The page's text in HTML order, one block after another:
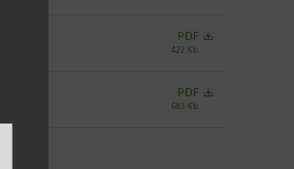
PDF
422 Kb
PDF
683 Kb